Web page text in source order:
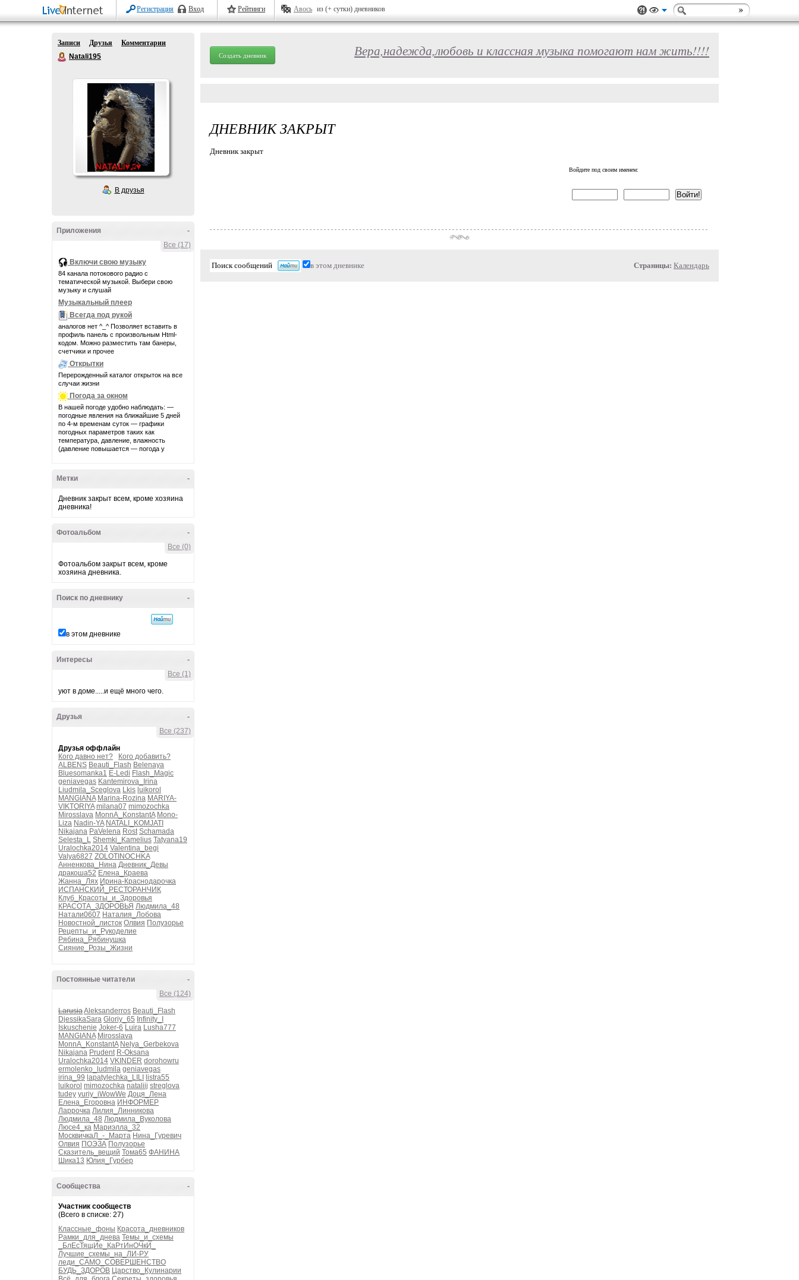
Регистрация Вход Рейтинги Авось из (+ сутки) дневников
Записи Друзья
Комментарии
Natali195
В друзья
-
Приложения
Все (17)
Включи свою музыку
84 канала потокового радио с
тематической музыкой. Выбери свою
музыку и слушай
Музыкальный плеер
Всегда под рукой
аналогов нет ^_^ Позволяет вставить в
профиль панель с произвольным Html-
кодом. Можно разместить там банеры,
счетчики и прочее
Открытки
Перерожденный каталог открыток на все
случаи жизни
Погода за окном
В нашей погоде удобно наблюдать: —
погодные явления на ближайшие 5 дней
по 4-м временам суток — графики
погодных параметров таких как
температура, давление, влажность
(давление повышается — погода у
-
Метки
Дневник закрыт всем, кроме хозяина
дневника!
-
Фотоальбом
Все (0)
Фотоальбом закрыт всем, кроме
хозяина дневника.
-
Поиск по дневнику
в этом дневнике
-
Интересы
Все (1)
уют в доме.....и ещё много чего.
-
Друзья
Все (237)
Друзья оффлайн
Кого давно нет?
Кого добавить?
ALBENS Beauti_Flash Belenaya
Bluesomanka1 E-Ledi Flash_Magic
geniavegas Kantemirova_Irina
Liudmila_Sceglova Lkis luikorol
MANGIANA Marina-Rozina MARIYA-
VIKTORIYA milana07 mimozochka
Mirosslava MonnA_KonstantA Mono-
Liza Nadin-YA NATALI_KOMJATI
Nikajana PaVelena Rost Schamada
Selesta_L Shemki_Kamelius Tatyana19
Uralochka2014 Valentina_begi
Valya6827 ZOLOTINOCHKA
Анненкова_Нина Дневник_Девы
дракоша52 Елена_Краева
Жанна_Лях Ирина-Краснодарочка
ИСПАНСКИЙ_РЕСТОРАНЧИК
Клуб_Красоты_и_Здоровья
КРАСОТА_ЗДОРОВЬЯ Людмила_48
Натали0607 Наталия_Лобова
Новостной_листок Олвия Полузорье
Рецепты_и_Рукоделие
Рябина_Рябинушка
Сияние_Розы_Жизни
-
Постоянные читатели
Все (124)
LarusiaAleksanderros Beauti_Flash
DjessikaSara Gloriy_65 Infinity_I
Iskuschenie Joker-6 Luira Lusha777
MANGIANA Mirosslava
MonnA_KonstantA Nelya_Gerbekova
Nikajana Prudent R-Oksana
Uralochka2014 VKINDER dorohowru
ermolenko_ludmila geniavegas
irina_99 lapatylechka_LILI
listra55
luikorol mimozochka nataliij streglova
tudey yuriy_iWowWe Доця_Лена
Елена_Егоровна ИНФОРМЕР
Ларрочка Лилия_Линникова
Людмила_48 Людмила_Вуколова
Люсе4_ка Мариэлла_32
МосквичкаЛ_-_Марта Нина_Гуревич
Олвия ПОЭЗА Полузорье
Сказитель_вещий Тома65 ФАНИНА
Шика13 Юлия_Гурбер
-
Сообщества
Участник сообществ
(Всего в списке: 27)
Классные_фоны Красота_дневников
Рамки_для_днева Темы_и_схемы
_БлЕсТящИе_КаРтИнОЧкИ_
Лучшие_схемы_на_ЛИ-РУ
леди_САМО_СОВЕРШЕНСТВО
БУДЬ_ЗДОРОВ Царство_Кулинарии
Создать дневник Вера,надежда,любовь и классная музыка помогают нам жить!!!!
ДНЕВНИК ЗАКРЫТ
Дневник закрыт
Войдите под своим именем:
в этом дневнике Страницы: Календарь